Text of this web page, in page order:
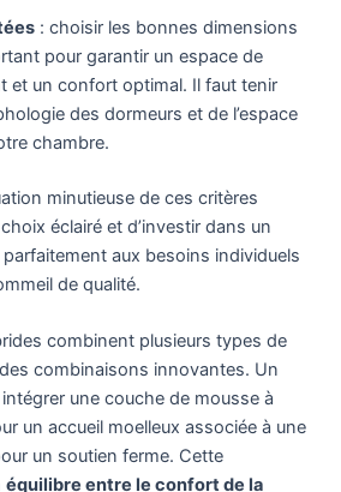
: choisir les bonnes dimensions
pour garantir un espace de
et un confort optimal. Il faut tenir
des dormeurs et de l’espace
chambre.
minutieuse de ces critères
éclairé et d’investir dans un
aux besoins individuels
de qualité.
combinent plusieurs types de
combinaisons innovantes. Un
une couche de mousse à
un accueil moelleux associée à une
un soutien ferme. Cette
équilibre entre le confort de la